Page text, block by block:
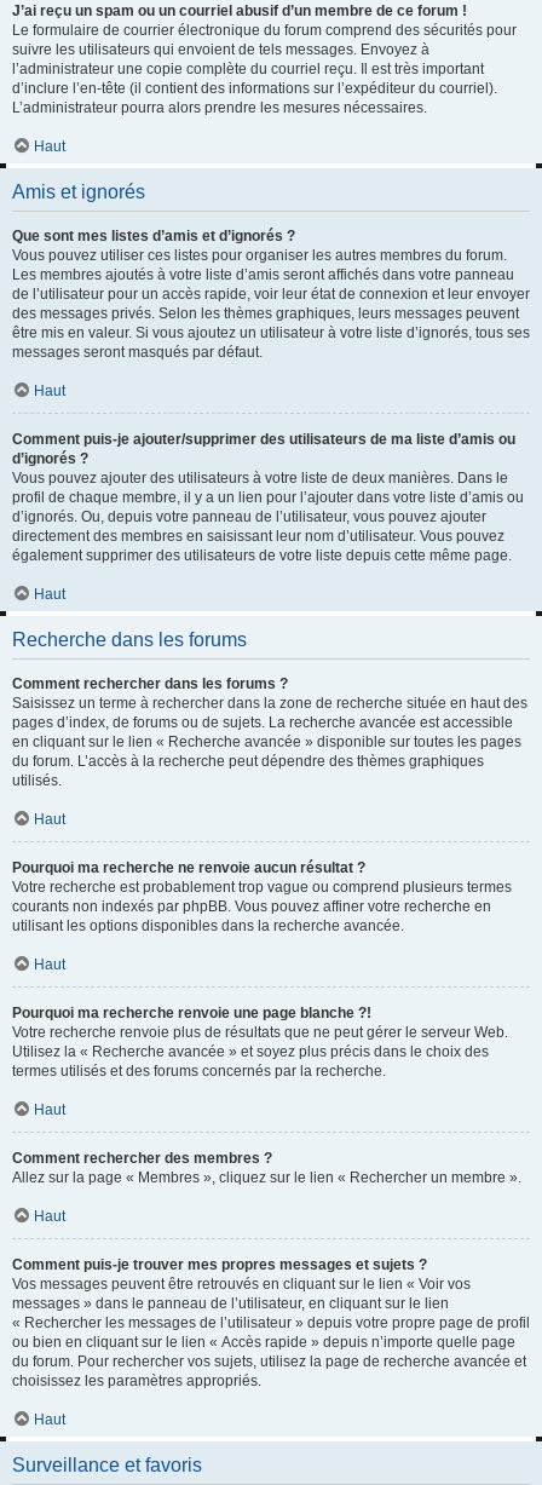
J’ai reçu un spam ou un courriel abusif d’un membre de ce forum !
Le formulaire de courrier électronique du forum comprend des sécurités pour
suivre les utilisateurs qui envoient de tels messages. Envoyez à
l’administrateur une copie complète du courriel reçu. Il est très important
d’inclure l’en-tête (il contient des informations sur l’expéditeur du courriel).
L’administrateur pourra alors prendre les mesures nécessaires.
Haut
Amis et ignorés
Que sont mes listes d’amis et d’ignorés ?
Vous pouvez utiliser ces listes pour organiser les autres membres du forum.
Les membres ajoutés à votre liste d’amis seront affichés dans votre panneau
de l’utilisateur pour un accès rapide, voir leur état de connexion et leur envoyer
des messages privés. Selon les thèmes graphiques, leurs messages peuvent
être mis en valeur. Si vous ajoutez un utilisateur à votre liste d’ignorés, tous ses
messages seront masqués par défaut.
Haut
Comment puis-je ajouter/supprimer des utilisateurs de ma liste d’amis ou
d’ignorés ?
Vous pouvez ajouter des utilisateurs à votre liste de deux manières. Dans le
profil de chaque membre, il y a un lien pour l’ajouter dans votre liste d’amis ou
d’ignorés. Ou, depuis votre panneau de l’utilisateur, vous pouvez ajouter
directement des membres en saisissant leur nom d’utilisateur. Vous pouvez
également supprimer des utilisateurs de votre liste depuis cette même page.
Haut
Recherche dans les forums
Comment rechercher dans les forums ?
Saisissez un terme à rechercher dans la zone de recherche située en haut des
pages d’index, de forums ou de sujets. La recherche avancée est accessible
en cliquant sur le lien « Recherche avancée » disponible sur toutes les pages
du forum. L’accès à la recherche peut dépendre des thèmes graphiques
utilisés.
Haut
Pourquoi ma recherche ne renvoie aucun résultat ?
Votre recherche est probablement trop vague ou comprend plusieurs termes
courants non indexés par phpBB. Vous pouvez affiner votre recherche en
utilisant les options disponibles dans la recherche avancée.
Haut
Pourquoi ma recherche renvoie une page blanche ?!
Votre recherche renvoie plus de résultats que ne peut gérer le serveur Web.
Utilisez la « Recherche avancée » et soyez plus précis dans le choix des
termes utilisés et des forums concernés par la recherche.
Haut
Comment rechercher des membres ?
Allez sur la page « Membres », cliquez sur le lien « Rechercher un membre ».
Haut
Comment puis-je trouver mes propres messages et sujets ?
Vos messages peuvent être retrouvés en cliquant sur le lien « Voir vos
messages » dans le panneau de l’utilisateur, en cliquant sur le lien
« Rechercher les messages de l’utilisateur » depuis votre propre page de profil
ou bien en cliquant sur le lien « Accès rapide » depuis n’importe quelle page
du forum. Pour rechercher vos sujets, utilisez la page de recherche avancée et
choisissez les paramètres appropriés.
Haut
Surveillance et favoris